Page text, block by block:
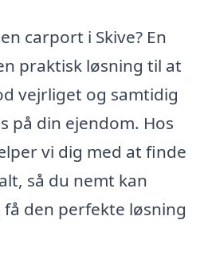
carport i Skive? En
praktisk løsning til at
vejrliget og samtidig
på din ejendom. Hos
vi dig med at finde
så du nemt kan
den perfekte løsning